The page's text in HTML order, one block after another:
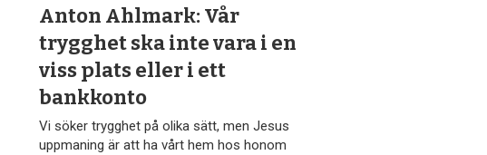
Anton Ahlmark: Vår
trygghet ska inte vara i en
viss plats eller i ett
bankkonto
Vi söker trygghet på olika sätt, men Jesus
uppmaning är att ha vårt hem hos honom